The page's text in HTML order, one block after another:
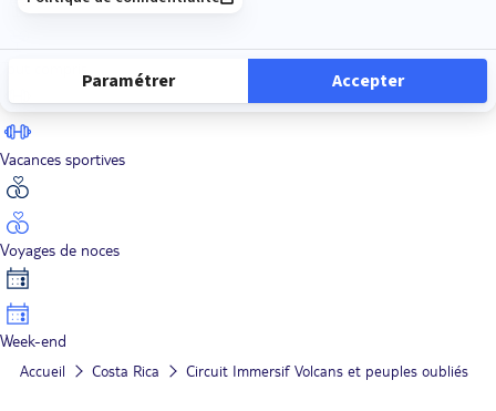
Vacances sportives
Voyages de noces
Week-end
Accueil Costa Rica Circuit Immersif Volcans et peuples oubliés